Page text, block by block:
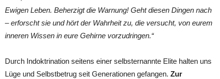
Ewigen Leben. Beherzigt die Warnung! Geht diesen Dingen nach
– erforscht sie und hört der Wahrheit zu, die versucht, von eurem
inneren Wissen in eure Gehirne vorzudringen.“
Durch Indoktrination seitens einer selbsternannte Elite halten uns
Lüge und Selbstbetrug seit Generationen gefangen. Zur